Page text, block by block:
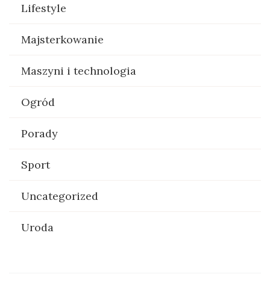
Lifestyle
Majsterkowanie
Maszyni i technologia
Ogród
Porady
Sport
Uncategorized
Uroda